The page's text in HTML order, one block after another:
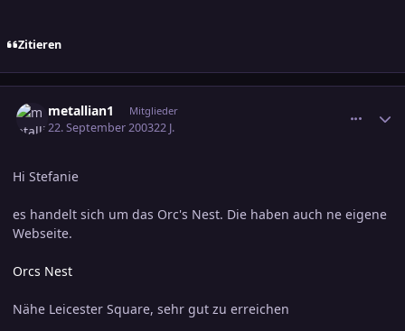
Zitieren
metallian1 Mitglieder
22. September 200322 J.
Hi Stefanie
es handelt sich um das Orc's Nest. Die haben auch ne eigene
Webseite.
Orcs Nest
Nähe Leicester Square, sehr gut zu erreichen